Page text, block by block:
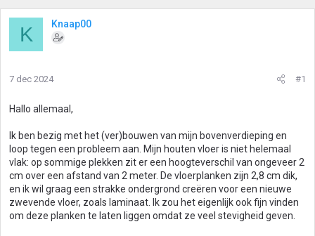
K Knaap00
7 dec 2024 #1
Hallo allemaal,
Ik ben bezig met het (ver)bouwen van mijn bovenverdieping en
loop tegen een probleem aan. Mijn houten vloer is niet helemaal
vlak: op sommige plekken zit er een hoogteverschil van ongeveer 2
cm over een afstand van 2 meter. De vloerplanken zijn 2,8 cm dik,
en ik wil graag een strakke ondergrond creëren voor een nieuwe
zwevende vloer, zoals laminaat. Ik zou het eigenlijk ook fijn vinden
om deze planken te laten liggen omdat ze veel stevigheid geven.